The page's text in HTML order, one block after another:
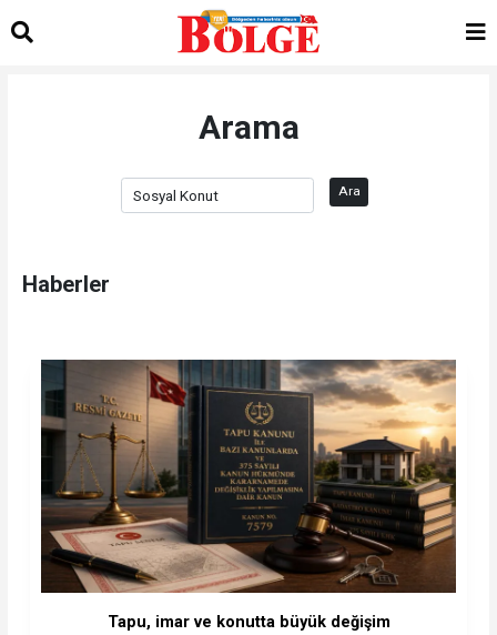
Arama
Ara
Haberler
Tapu, imar ve konutta büyük değişim